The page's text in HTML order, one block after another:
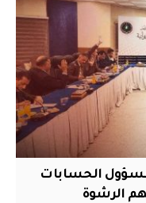
الحسابات
الرشوة